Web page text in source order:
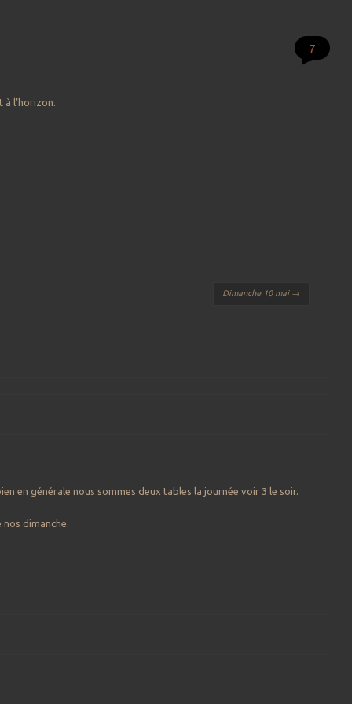
7
à l’horizon.
Dimanche 10 mai →
en générale nous sommes deux tables la journée voir 3 le soir.
dimanche.